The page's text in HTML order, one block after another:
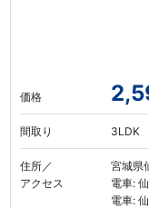
価格
間取り 3LDK
住所／
アクセス
宮城県
電車:
電車: